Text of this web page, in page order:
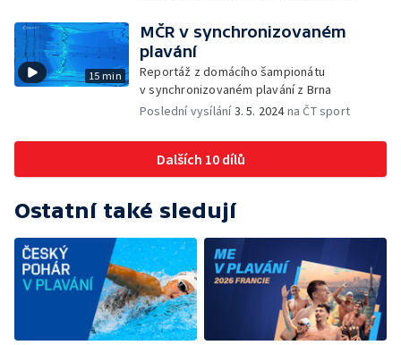
15 min
MČR v synchronizovaném
plavání
Reportáž z domácího šampionátu
v synchronizovaném plavání z Brna
Poslední vysílání3. 5. 2024na ČT sport
Dalších 10 dílů
Ostatní také sledují